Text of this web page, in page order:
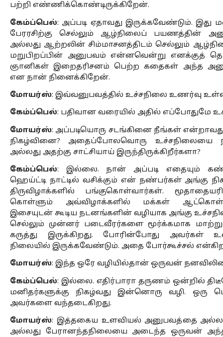
பற்றி எண்ணிக்கொண்டிருக்கிறேன்.
கேம்ப்பெல்: அப்படி ஏதாவது இருக்கவேண்டும்.
பேரரசிற்கு செல்லும் ஆழ்நிலைப் பயணத்தின்
அல்லது ஆற்றலின் சிம்மாசனத்திடம் செல்லும்
மறுபிறப்பின் அனுபவம் என்னவென்று எனக்குத்
ஞானிகள் இறைதரிசனம் பெற்ற கதைகள் அந்த
என நான் நினைக்கிறேன்.
மோயர்ஸ்: இவ்வனுபவத்தில் உச்சநிலை உணர்வு
கேம்ப்பெல்: பதிவான வரையில் அதில் எப்போதுமே
மோயர்ஸ்: அப்படியொரு சடங்கினை நீங்கள்
நிகழ்வினை? அதைப்போலவொரு உச்சநிலையை
அல்லது அதற்கு சாட்சியாய் இருந்திருக்கிறீர்களா?
கேம்ப்பெல்: இல்லை. நான் அப்படி எதையும்
ஹெய்ட்டி நாட்டில் வசிக்கும் என் நண்பர்கள் அங்கு நிகழும்
திருவிழாக்களில் பங்குகொள்வார்கள்.
கொள்ளும் அவ்விழாக்களில் மக்கள்
இசையுடன் கூடிய நடனங்களின் வழியாக அங்கு
செல்லும் முன்னர் படைவீரர்களை மூர்க்கமாக
கருத்து இருக்கிறது. போரின்போது அவர்கள்
நிலையில் இருக்கவேண்டும். அதை போர்கூச்சல்
மோயர்ஸ்: இந்த ஒரே வழியில்தான் ஒருவன்
கேம்ப்பெல்: இல்லை. எதிர்பாரா தருணம் ஒன்றில்
மனிதர்களுக்கு நிகழ்வது இன்னொரு வழி. ஒரு
அவர்களை வந்தடைகிறது.
மோயர்ஸ்: இத்தகைய உளவியல் அனுபவத்தை
அல்லது பேரானந்தநிலையை அடைந்த ஒருவன் அந்த